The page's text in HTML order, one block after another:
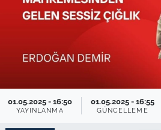
01.05.2025 - 16:50
YAYINLANMA
01.05.2025 - 16:55
GÜNCELLEME
EĞİTİM
RESMİ İLAN